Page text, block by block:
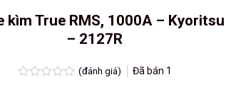
kìm True RMS, 1000A – Kyoritsu
– 2127R
(đánh giá) Đã bán 1